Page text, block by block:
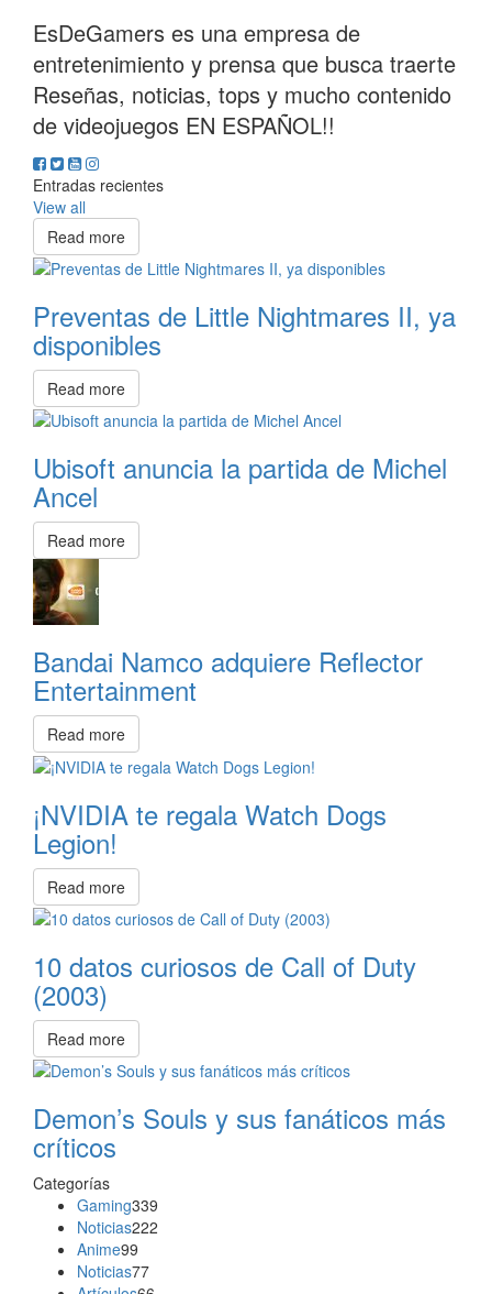
EsDeGamers es una empresa de
entretenimiento y prensa que busca traerte
Reseñas, noticias, tops y mucho contenido
de videojuegos EN ESPAÑOL!!
Entradas recientes
View all
Read more
Preventas de Little Nightmares II, ya
disponibles
Read more
Ubisoft anuncia la partida de Michel
Ancel
Read more
Bandai Namco adquiere Reflector
Entertainment
Read more
¡NVIDIA te regala Watch Dogs
Legion!
Read more
10 datos curiosos de Call of Duty
(2003)
Read more
Demon’s Souls y sus fanáticos más
críticos
Categorías
Gaming339
Noticias222
Anime99
Noticias77